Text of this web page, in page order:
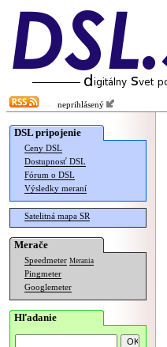
neprihlásený
DSL pripojenie
Ceny DSL
Dostupnosť DSL
Fórum o DSL
Výsledky meraní
Satelitná mapa SR
Merače
Speedmeter Merania
Pingmeter
Googlemeter
Hľadanie